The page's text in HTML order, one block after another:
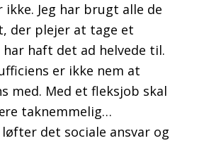
Jeg har brugt alle de
der plejer at tage et
haft det ad helvede til.
er ikke nem at
med. Med et fleksjob skal
taknemmelig…
det sociale ansvar og